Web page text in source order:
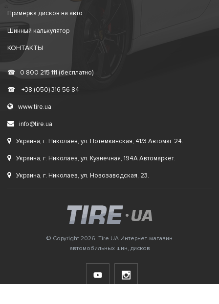
Примерка дисков на авто
Шинный калькулятор
КОНТАКТЫ
☎ 0 800 215 111 (бесплатно)
☎ +38 (050) 316 56 84
www.tire.ua
info@tire.ua
Украина, г. Николаев, ул. Потемкинская, 41/3 Автомаг 24.
Украина, г. Николаев, ул. Кузнечная, 194А Автомаркет.
Украина, г. Николаев, ул. Новозаводская, 23.
© Copyright 2026. Tire.UA Интернет-магазин
автомобильных шин, дисков